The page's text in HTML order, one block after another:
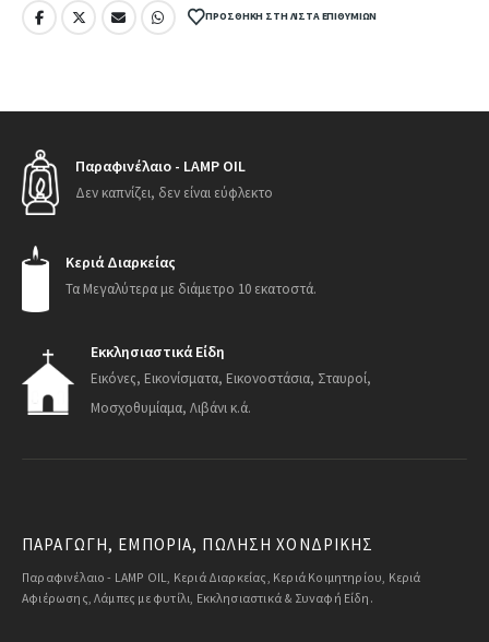
ΠΡΟΣΘΉΚΗ ΣΤΗ ΛΊΣΤΑ ΕΠΙΘΥΜΙΏΝ
Παραφινέλαιο - LAMP OIL
Δεν καπνίζει, δεν είναι εύφλεκτο
Κεριά Διαρκείας
Τα Μεγαλύτερα με διάμετρο 10 εκατοστά.
Εκκλησιαστικά Είδη
Εικόνες, Εικονίσματα, Εικονοστάσια, Σταυροί,
Μοσχοθυμίαμα, Λιβάνι κ.ά.
ΠΑΡΑΓΩΓΗ, ΕΜΠΟΡΙΑ, ΠΩΛΗΣΗ ΧΟΝΔΡΙΚΗΣ
Παραφινέλαιο - LAMP OIL, Κεριά Διαρκείας, Κεριά Κοιμητηρίου, Κεριά
Αφιέρωσης, Λάμπες με φυτίλι, Εκκλησιαστικά & Συναφή Είδη.